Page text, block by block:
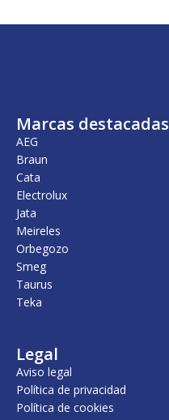
Marcas destacadas
AEG
Braun
Cata
Electrolux
Jata
Meireles
Orbegozo
Smeg
Taurus
Teka
Legal
Aviso legal
Política de privacidad
Política de cookies